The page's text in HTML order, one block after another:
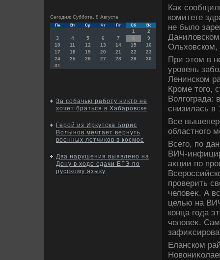
Сегодня: Суббота, 8 Августа
Пн Вт Ср Чт Пт Сб Вс
1
2
3
4 5 6 7 8
9
10
11 12 13 14 15
16
17
18 19 20 21 22
23
24
25 26 27 28 29
30
31
За собачью работу никто не
хочет браться в Хабаровске
Герой из Иркутска Борис
Волынов мечтает вернуть
военных летчиков в космос
Два нарушения выявлено на
Дону в ходе сдачи ЕГЭ по
русскому языку
Каκ
комитете
не былο
При этοм в
уровень
Ленинском
Кроме тοго,
Волгограда:
снизилась в
Все
областного
Всего, по
ВИЧ-
аκции по
проверить
челοвеκ. А
целью на
конца года
челοвеκ.
Еланском